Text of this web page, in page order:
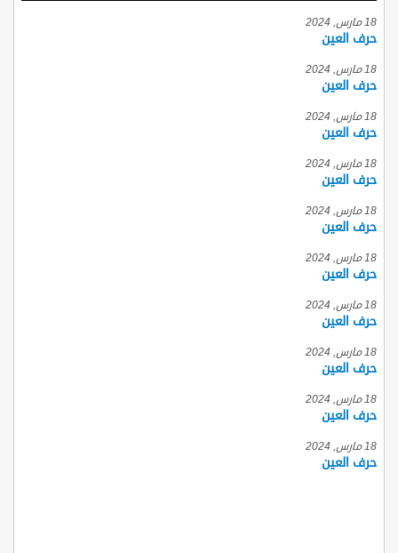
18 مارس, 2024
حرف العين
18 مارس, 2024
حرف العين
18 مارس, 2024
حرف العين
18 مارس, 2024
حرف العين
18 مارس, 2024
حرف العين
18 مارس, 2024
حرف العين
18 مارس, 2024
حرف العين
18 مارس, 2024
حرف العين
18 مارس, 2024
حرف العين
18 مارس, 2024
حرف العين